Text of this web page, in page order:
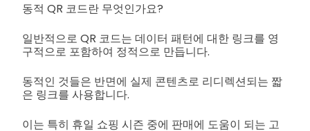
동적 QR 코드란 무엇인가요?
일반적으로 QR 코드는 데이터 패턴에 대한 링크를 영
구적으로 포함하여 정적으로 만듭니다.
동적인 것들은 반면에 실제 콘텐츠로 리디렉션되는 짧
은 링크를 사용합니다.
이는 특히 휴일 쇼핑 시즌 중에 판매에 도움이 되는 고